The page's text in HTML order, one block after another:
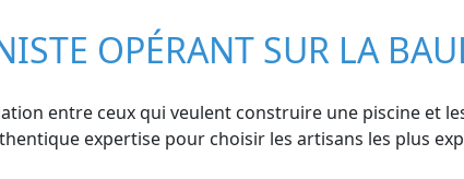
OPÉRANT SUR LA
entre ceux qui veulent construire une piscine et
expertise pour choisir les artisans les plus